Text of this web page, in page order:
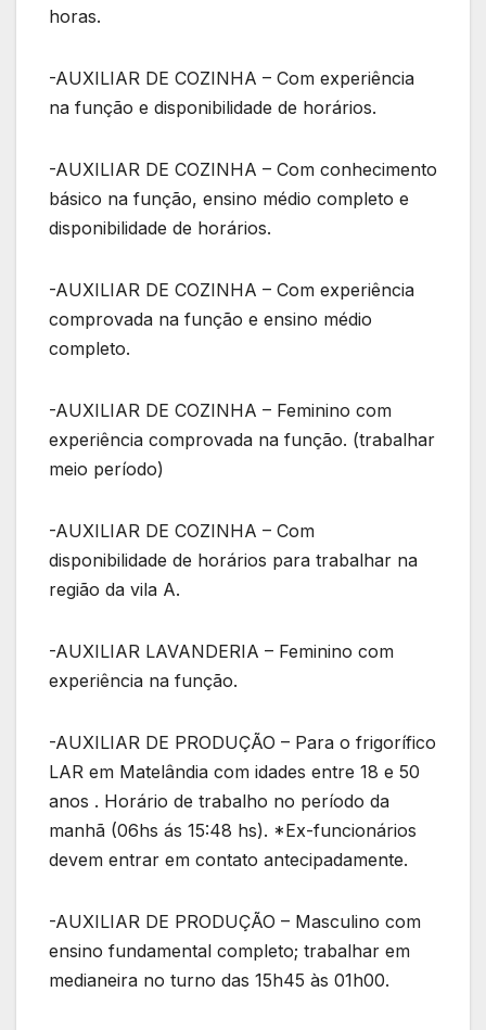
horas.
-AUXILIAR DE COZINHA – Com experiência
na função e disponibilidade de horários.
-AUXILIAR DE COZINHA – Com conhecimento
básico na função, ensino médio completo e
disponibilidade de horários.
-AUXILIAR DE COZINHA – Com experiência
comprovada na função e ensino médio
completo.
-AUXILIAR DE COZINHA – Feminino com
experiência comprovada na função. (trabalhar
meio período)
-AUXILIAR DE COZINHA – Com
disponibilidade de horários para trabalhar na
região da vila A.
-AUXILIAR LAVANDERIA – Feminino com
experiência na função.
-AUXILIAR DE PRODUÇÃO – Para o frigorífico
LAR em Matelândia com idades entre 18 e 50
anos . Horário de trabalho no período da
manhã (06hs ás 15:48 hs). *Ex-funcionários
devem entrar em contato antecipadamente.
-AUXILIAR DE PRODUÇÃO – Masculino com
ensino fundamental completo; trabalhar em
medianeira no turno das 15h45 às 01h00.